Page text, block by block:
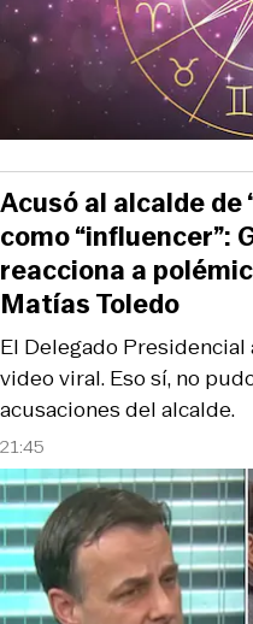
21:45
El Delegado
video viral. Eso sí, no
acusaciones del alcalde.
Acusó al alcalde de
como “influencer”:
reacciona a
Matías Toledo